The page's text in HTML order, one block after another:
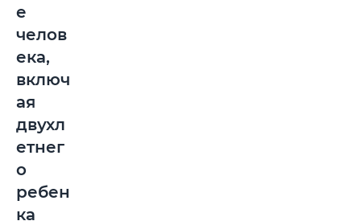
е
челов
ека,
включ
ая
двухл
етнег
о
ребен
ка